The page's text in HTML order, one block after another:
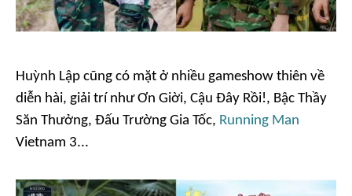
Huỳnh Lập cũng có mặt ở nhiều gameshow thiên về
diễn hài, giải trí nhưƠn Giời, Cậu Đây Rồi!, Bậc Thầy
Săn Thưởng, Đấu Trường Gia Tốc, Running Man
Vietnam 3...